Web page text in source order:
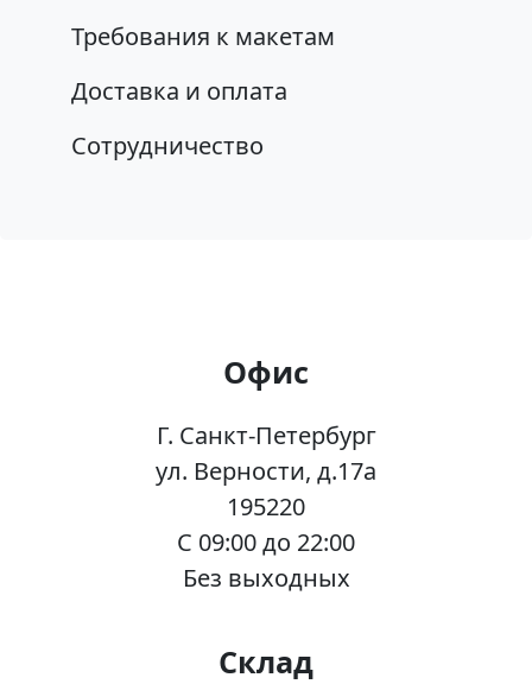
Требования к макетам
Доставка и оплата
Сотрудничество
Офис
Г. Санкт-Петербург
ул. Верности, д.17а
195220
C 09:00 до 22:00
Без выходных
Склад